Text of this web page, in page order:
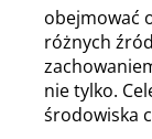
obejmować
różnych
nie tylko.
środowiska